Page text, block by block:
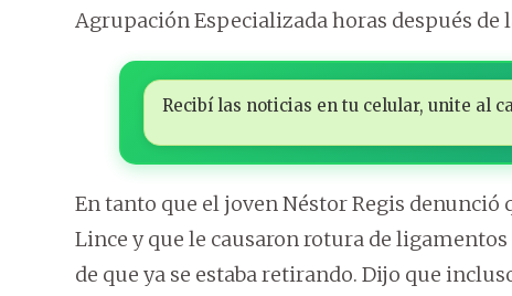
Agrupación Especializada horas después de
Recibí las noticias en tu celular, unite al
En tanto que el joven Néstor Regis
Lince y que le causaron rotura de
de que ya se estaba retirando. Dijo que